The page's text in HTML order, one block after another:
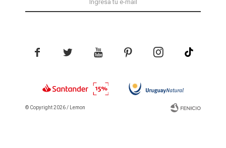
    
© Copyright 2026 / Lemon